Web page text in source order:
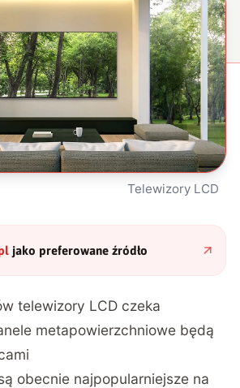
Telewizory LCD
jako preferowane źródło
telewizory LCD czeka
metapowierzchniowe będą
obecnie najpopularniejsze na